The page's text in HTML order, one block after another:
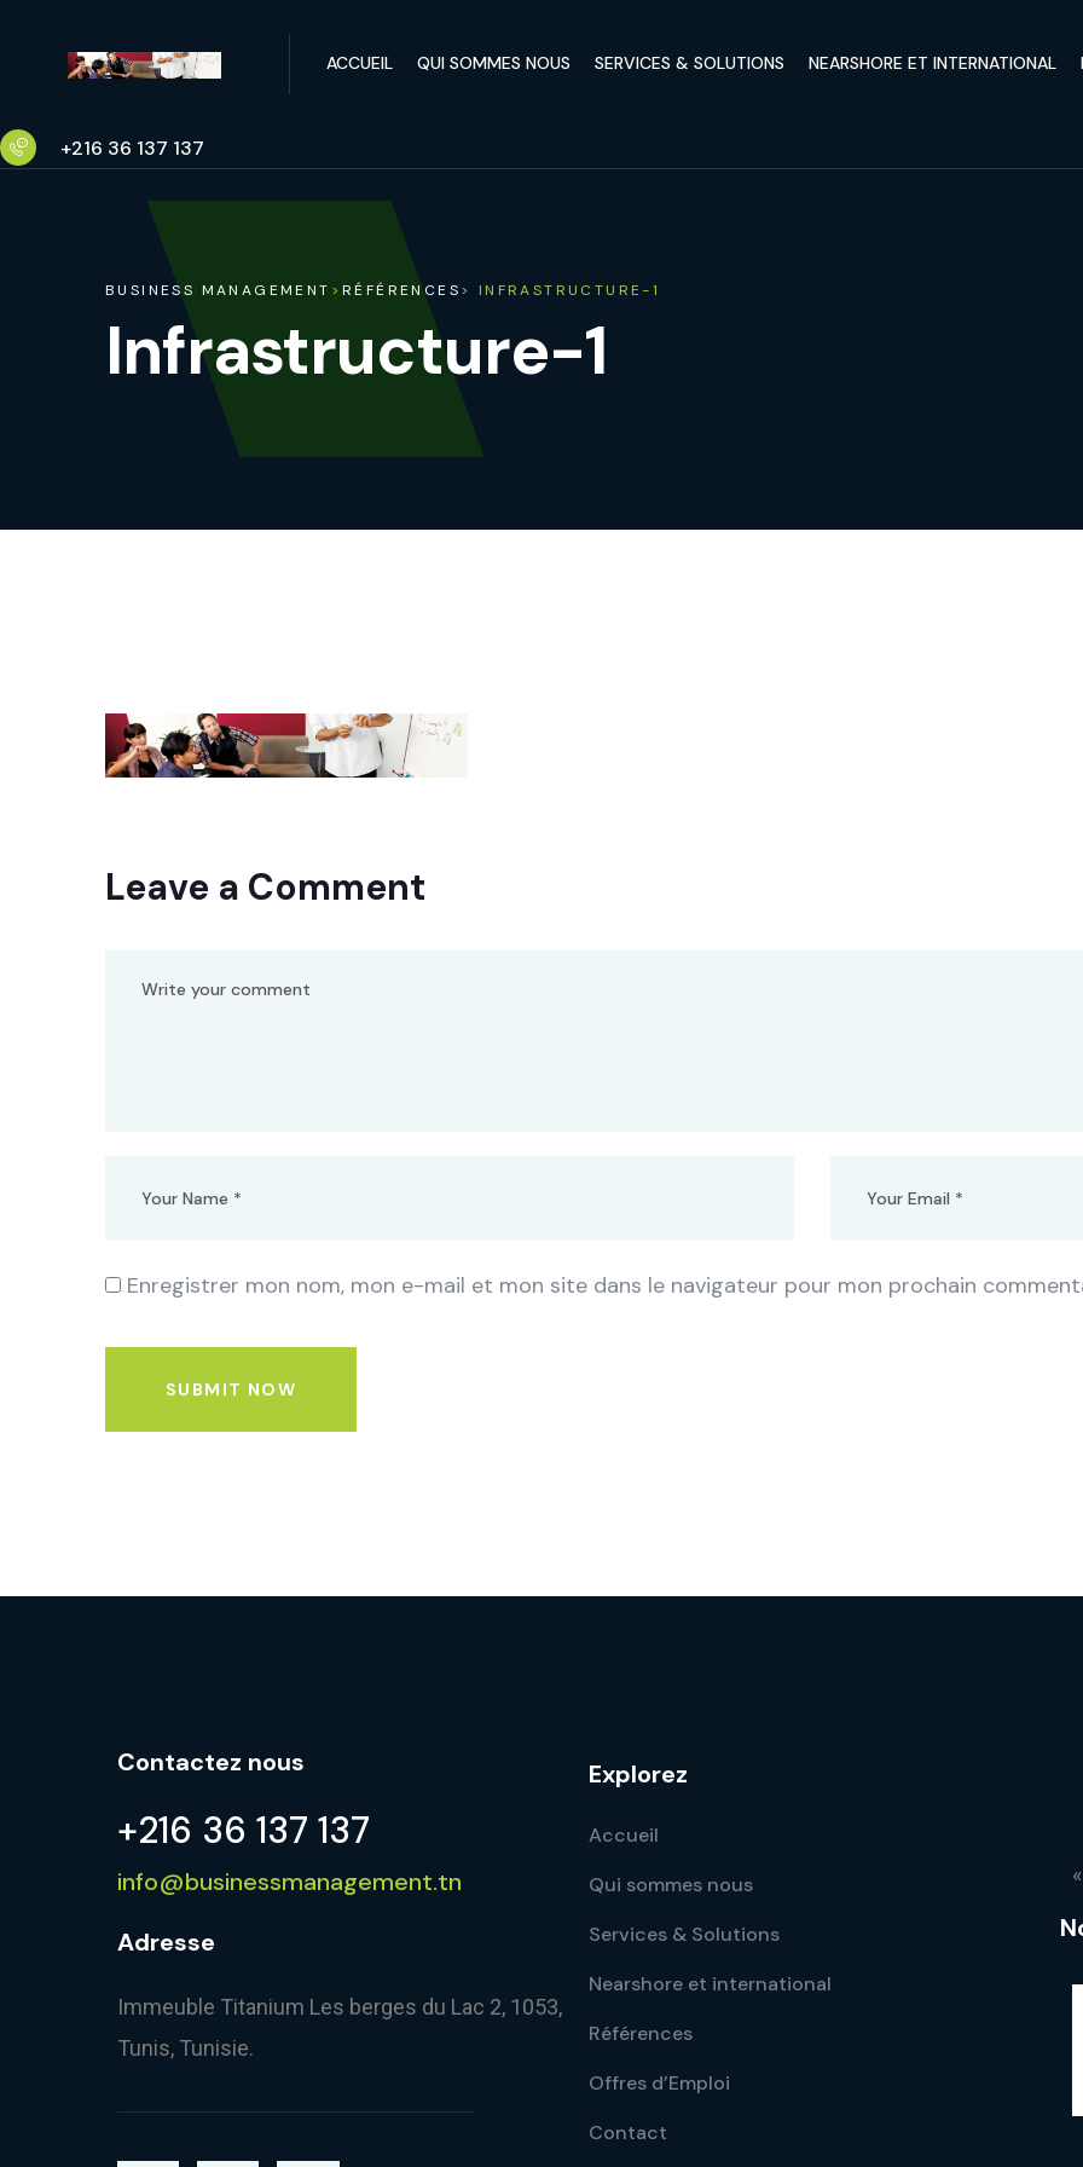
ACCUEIL QUI SOMMES NOUS SERVICES & SOLUTIONS NEARSHORE ET INTERNATIONAL
+216 36 137 137
BUSINESS MANAGEMENT >RÉFÉRENCES> INFRASTRUCTURE-1
Infrastructure-1
Leave a Comment
Enregistrer mon nom, mon e-mail et mon site dans le navigateur pour mon prochain
SUBMIT NOW
Contactez nous
+216 36 137 137
info@businessmanagement.tn
Adresse
Immeuble Titanium Les berges du Lac 2, 1053,
Tunis, Tunisie.
Explorez
Accueil
Qui sommes nous
Services & Solutions
Nearshore et international
Références
Offres d’Emploi
Contact